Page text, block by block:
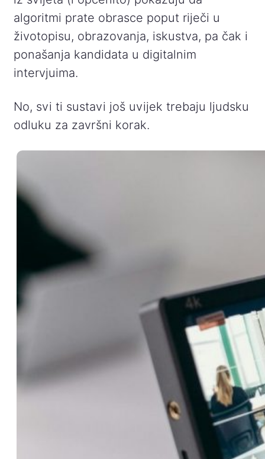
algoritmi prate obrasce poput riječi u
životopisu, obrazovanja, iskustva, pa čak i
ponašanja kandidata u digitalnim
intervjuima.
No, svi ti sustavi još uvijek trebaju ljudsku
odluku za završni korak.